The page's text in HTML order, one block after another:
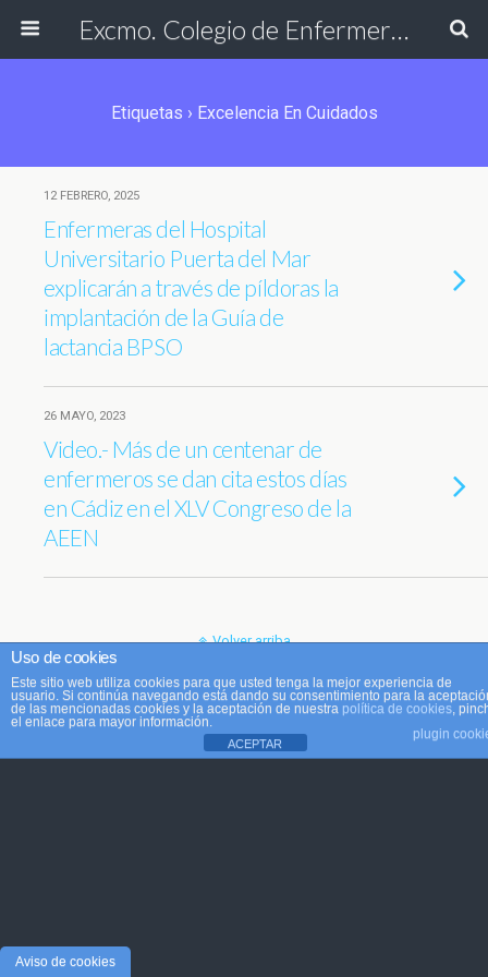
Excmo. Colegio de Enfermería de Cádiz
Etiquetas › Excelencia En Cuidados
12 FEBRERO, 2025
Enfermeras del Hospital
Universitario Puerta del Mar
explicarán a través de píldoras la
implantación de la Guía de
lactancia BPSO
26 MAYO, 2023
Video.- Más de un centenar de
enfermeros se dan cita estos días
en Cádiz en el XLV Congreso de la
AEEN
Volver arriba
Móvil Escritorio
Uso de cookies
Este sitio web utiliza cookies para que usted tenga la mejor experiencia de
usuario. Si continúa navegando está dando su consentimiento para la
de las mencionadas cookies y la aceptación de nuestra política de cookies,
el enlace para mayor información.
plugin
ACEPTAR
Aviso de cookies